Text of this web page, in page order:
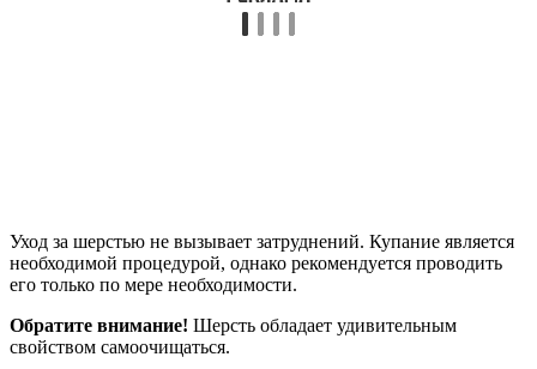
Уход за шерстью не вызывает затруднений. Купание является
необходимой процедурой, однако рекомендуется проводить
его только по мере необходимости.
Обратите внимание! Шерсть обладает удивительным
свойством самоочищаться.